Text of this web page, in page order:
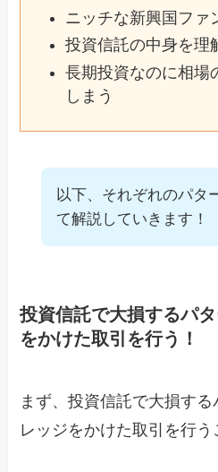
ニッチな新興国ファ
投資信託の中身を理
長期投資なのに相場
しまう
以下、それぞれのパタ
て解説していきます！
投資信託で大損するパ
をかけた取引を行う！
まず、投資信託で大損す
レッジをかけた取引を行う